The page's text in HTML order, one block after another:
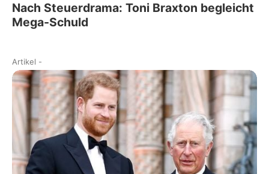
Nach Steuerdrama: Toni Braxton begleicht
Mega-Schuld
Artikel -